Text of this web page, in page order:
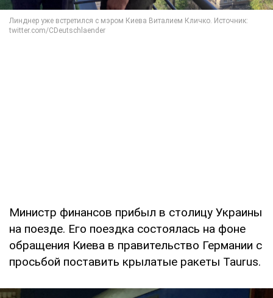
Министр финансов прибыл в столицу Украины
на поезде. Его поездка состоялась на фоне
обращения Киева в правительство Германии с
просьбой поставить крылатые ракеты Taurus.